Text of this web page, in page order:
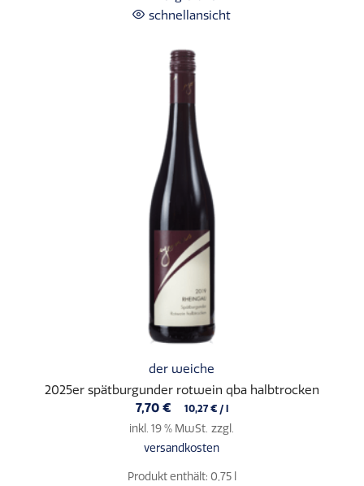
schnellansicht
der weiche
2025er spätburgunder rotwein qba halbtrocken
7,70 € 10,27 €/ l
inkl. 19 % MwSt. zzgl.
versandkosten
Produkt enthält: 0,75